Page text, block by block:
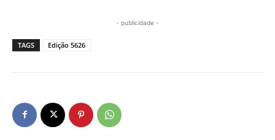
- publicidade -
TAGS Edição 5626